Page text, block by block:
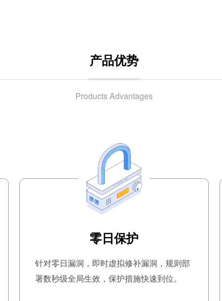
产品优势
Products Advantages
零日保护
针对零日漏洞，即时虚拟修补漏洞，规则部
署数秒级全局生效，保护措施快速到位。